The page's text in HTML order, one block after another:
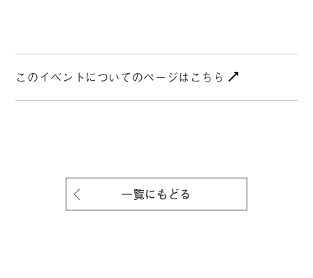
このイベントについてのページはこちら
一覧にもどる